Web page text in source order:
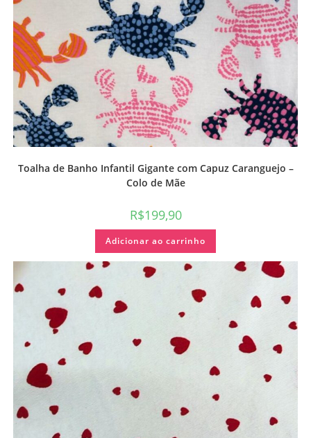
Toalha de Banho Infantil Gigante com Capuz Caranguejo –
Colo de Mãe
R$199,90
Adicionar ao carrinho